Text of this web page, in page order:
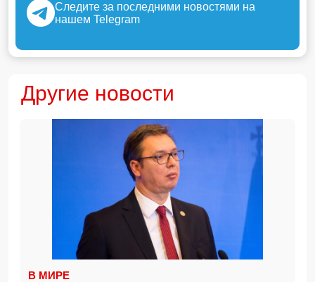
Следите за последними новостями на
нашем Telegram
Другие новости
В МИРЕ